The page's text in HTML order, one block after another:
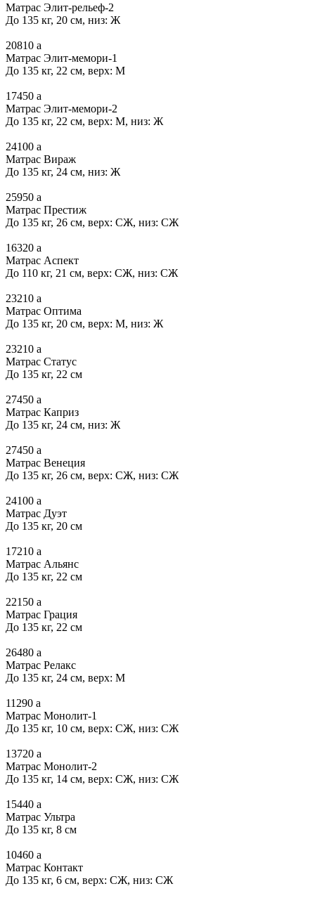
Матрас Элит-рельеф-2
До 135 кг, 20 см, низ: Ж
20810 a
Матрас Элит-мемори-1
До 135 кг, 22 см, верх: М
17450 a
Матрас Элит-мемори-2
До 135 кг, 22 см, верх: М, низ: Ж
24100 a
Матрас Вираж
До 135 кг, 24 см, низ: Ж
25950 a
Матрас Престиж
До 135 кг, 26 см, верх: СЖ, низ: СЖ
16320 a
Матрас Аспект
До 110 кг, 21 см, верх: СЖ, низ: СЖ
23210 a
Матрас Оптима
До 135 кг, 20 см, верх: М, низ: Ж
23210 a
Матрас Статус
До 135 кг, 22 см
27450 a
Матрас Каприз
До 135 кг, 24 см, низ: Ж
27450 a
Матрас Венеция
До 135 кг, 26 см, верх: СЖ, низ: СЖ
24100 a
Матрас Дуэт
До 135 кг, 20 см
17210 a
Матрас Альянс
До 135 кг, 22 см
22150 a
Матрас Грация
До 135 кг, 22 см
26480 a
Матрас Релакс
До 135 кг, 24 см, верх: М
11290 a
Матрас Монолит-1
До 135 кг, 10 см, верх: СЖ, низ: СЖ
13720 a
Матрас Монолит-2
До 135 кг, 14 см, верх: СЖ, низ: СЖ
15440 a
Матрас Ультра
До 135 кг, 8 см
10460 a
Матрас Контакт
До 135 кг, 6 см, верх: СЖ, низ: СЖ